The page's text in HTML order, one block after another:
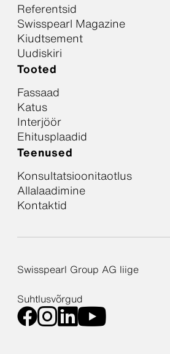
Referentsid
Swisspearl Magazine
Kiudtsement
Uudiskiri
Tooted
Fassaad
Katus
Interjöör
Ehitusplaadid
Teenused
Konsultatsioonitaotlus
Allalaadimine
Kontaktid
Swisspearl Group AG liige
Suhtlusvõrgud